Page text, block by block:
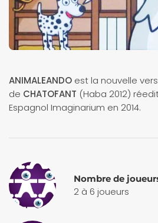
ANIMALEANDO est la nouvelle
de CHATOFANT (Haba 2012)
Espagnol Imaginarium en 2014.
Nombre de
2 à 6 joueurs